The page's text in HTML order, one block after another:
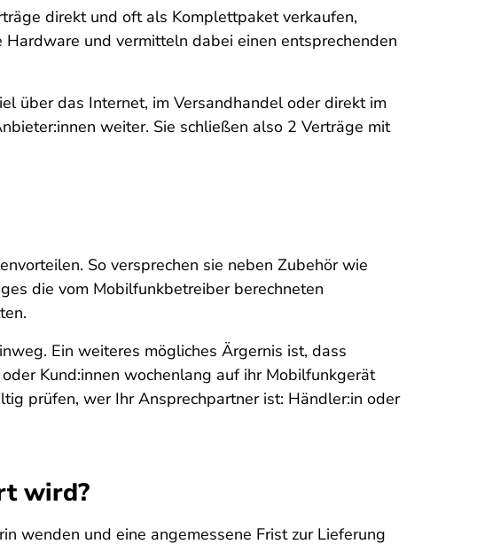
direkt und oft als Komplettpaket verkaufen,
und vermitteln dabei einen entsprechenden
über das Internet, im Versandhandel oder direkt im
weiter. Sie schließen also 2 Verträge mit
So versprechen sie neben Zubehör wie
die vom Mobilfunkbetreiber berechneten
Ein weiteres mögliches Ärgernis ist, dass
Kund:innen wochenlang auf ihr Mobilfunkgerät
prüfen, wer Ihr Ansprechpartner ist: Händler:in oder
wird?
wenden und eine angemessene Frist zur Lieferung